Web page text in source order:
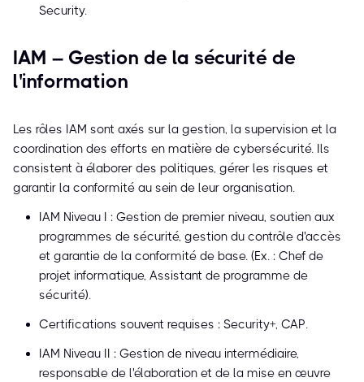
Security.
IAM – Gestion de la sécurité de
l'information
Les rôles IAM sont axés sur la gestion, la supervision et la
coordination des efforts en matière de cybersécurité. Ils
consistent à élaborer des politiques, gérer les risques et
garantir la conformité au sein de leur organisation.
IAM Niveau I : Gestion de premier niveau, soutien aux
programmes de sécurité, gestion du contrôle d'accès
et garantie de la conformité de base. (Ex. : Chef de
projet informatique, Assistant de programme de
sécurité).
Certifications souvent requises : Security+, CAP.
IAM Niveau II : Gestion de niveau intermédiaire,
responsable de l'élaboration et de la mise en œuvre